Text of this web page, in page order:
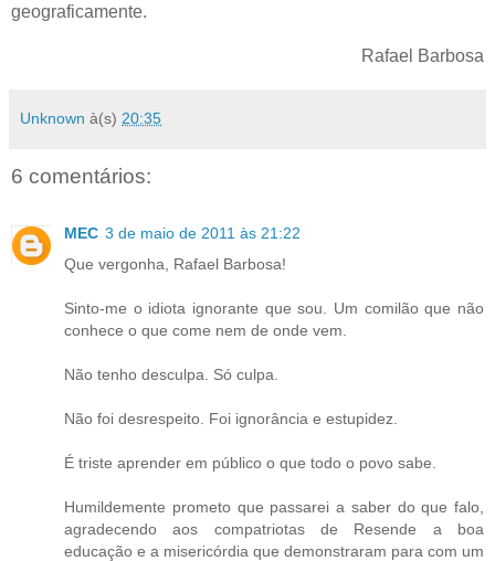
geograficamente.
Rafael Barbosa
Unknown à(s) 20:35
6 comentários:
MEC 3 de maio de 2011 às 21:22
Que vergonha, Rafael Barbosa!
Sinto-me o idiota ignorante que sou. Um comilão que não
conhece o que come nem de onde vem.
Não tenho desculpa. Só culpa.
Não foi desrespeito. Foi ignorância e estupidez.
É triste aprender em público o que todo o povo sabe.
Humildemente prometo que passarei a saber do que falo,
agradecendo aos compatriotas de Resende a boa
educação e a misericórdia que demonstraram para com um